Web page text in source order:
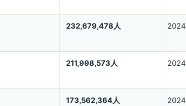
232,679,478人 2024
211,998,573人 2024
173,562,364人 2024